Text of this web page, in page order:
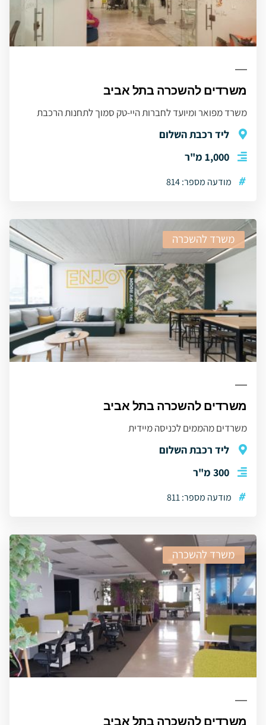
משרדים להשכרה בתל אביב
משרד מפואר ומיועד לחברות היי-טק סמוך לתחנות הרכבת
ליד רכבת השלום
1,000 מ"ר
# מודעה מספר: 814
משרד להשכרה
משרדים להשכרה בתל אביב
משרדים מהממים לכניסה מיידית
ליד רכבת השלום
300 מ"ר
# מודעה מספר: 811
משרד להשכרה
משרדים להשכרה בתל אביב